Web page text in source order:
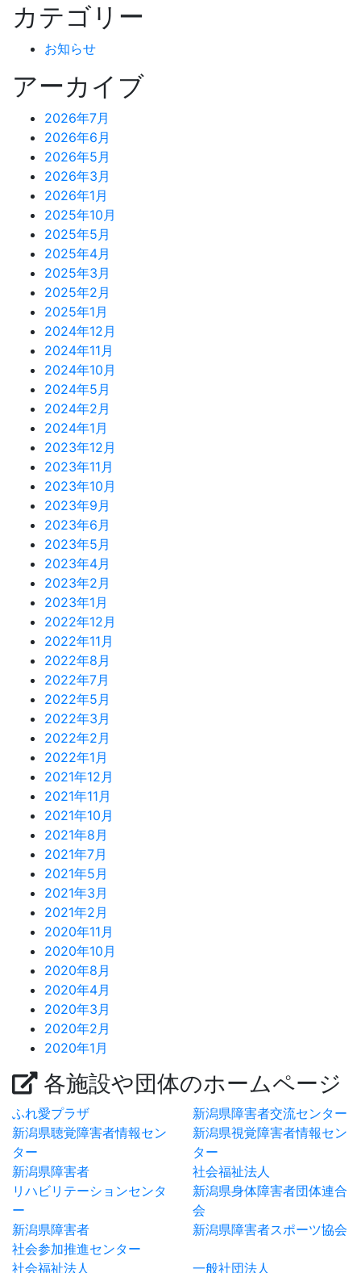
カテゴリー
お知らせ
アーカイブ
2026年7月
2026年6月
2026年5月
2026年3月
2026年1月
2025年10月
2025年5月
2025年4月
2025年3月
2025年2月
2025年1月
2024年12月
2024年11月
2024年10月
2024年5月
2024年2月
2024年1月
2023年12月
2023年11月
2023年10月
2023年9月
2023年6月
2023年5月
2023年4月
2023年2月
2023年1月
2022年12月
2022年11月
2022年8月
2022年7月
2022年5月
2022年3月
2022年2月
2022年1月
2021年12月
2021年11月
2021年10月
2021年8月
2021年7月
2021年5月
2021年3月
2021年2月
2020年11月
2020年10月
2020年8月
2020年4月
2020年3月
2020年2月
2020年1月
各施設や団体のホームページ
ふれ愛プラザ
新潟県障害者交流センター
新潟県聴覚障害者情報セン
ター
新潟県視覚障害者情報セン
ター
新潟県障害者
リハビリテーションセンタ
ー
社会福祉法人
新潟県身体障害者団体連合
会
新潟県障害者
社会参加推進センター
新潟県障害者スポーツ協会
社会福祉法人 一般社団法人